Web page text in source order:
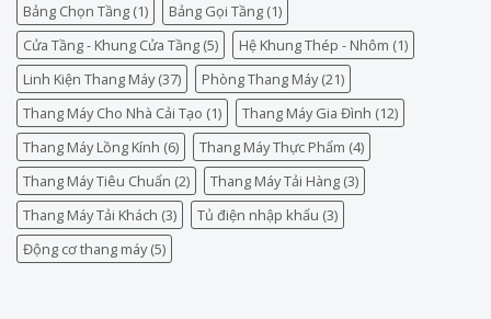
Bảng Chọn Tầng (1) Bảng Gọi Tầng (1)
Cửa Tầng - Khung Cửa Tầng (5) Hệ Khung Thép - Nhôm (1)
Linh Kiện Thang Máy(37) Phòng Thang Máy(21)
Thang Máy Cho Nhà Cải Tạo (1) Thang Máy Gia Đình (12)
Thang Máy Lồng Kính (6) Thang Máy Thực Phẩm (4)
Thang Máy Tiêu Chuẩn (2) Thang Máy Tải Hàng (3)
Thang Máy Tải Khách (3) Tủ điện nhập khẩu (3)
Động cơ thang máy(5)